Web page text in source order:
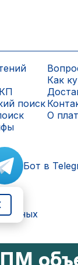
поиск
Как
О
Бот в
данных